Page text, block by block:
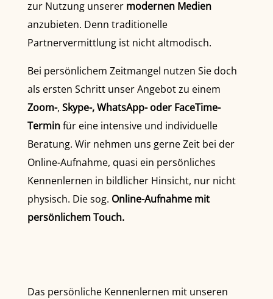
zur Nutzung unserer modernen Medien
anzubieten. Denn traditionelle
Partnervermittlung ist nicht altmodisch.
Bei persönlichem Zeitmangel nutzen Sie doch
als ersten Schritt unser Angebot zu einem
Zoom-, Skype-, WhatsApp- oder FaceTime-
Terminfür eine intensive und individuelle
Beratung. Wir nehmen uns gerne Zeit bei der
Online-Aufnahme, quasi ein persönliches
Kennenlernen in bildlicher Hinsicht, nur nicht
physisch. Die sog. Online-Aufnahme mit
persönlichem Touch.
Das persönliche Kennenlernen mit unseren